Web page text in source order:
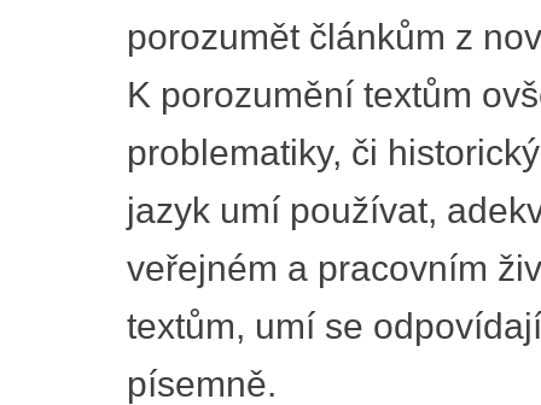
porozumět článkům z
K porozumění textům
problematiky, či
jazyk umí používat,
veřejném a pracovním
textům, umí se
písemně.